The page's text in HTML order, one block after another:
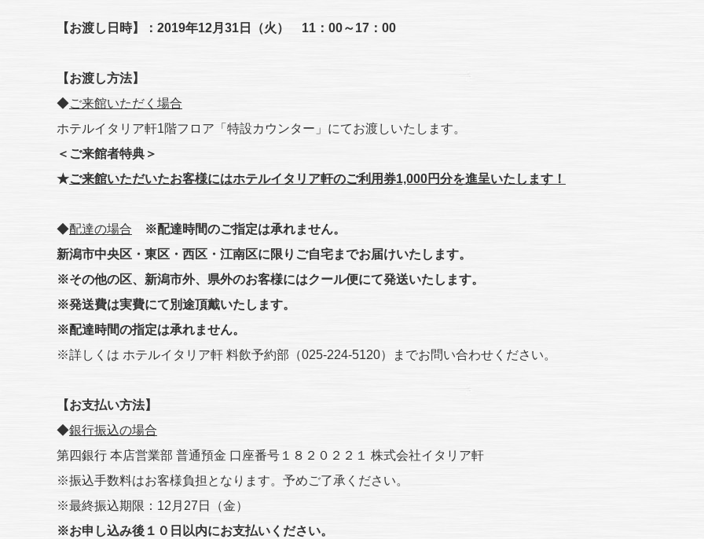
【お渡し日時】：2019年12月31日（火） 11：00～17：00
【お渡し方法】
◆ご来館いただく場合
ホテルイタリア軒1階フロア「特設カウンター」にてお渡しいたします。
＜ご来館者特典＞
★ご来館いただいたお客様にはホテルイタリア軒のご利用券1,000円分を進呈いたします！
◆配達の場合
※配達時間のご指定は承れません。
新潟市中央区・東区・西区・江南区に限りご自宅までお届けいたします。
※その他の区、新潟市外、県外のお客様にはクール便にて発送いたします。
※発送費は実費にて別途頂戴いたします。
※配達時間の指定は承れません。
※詳しくは ホテルイタリア軒 料飲予約部（025-224-5120）までお問い合わせください。
【お支払い方法】
◆銀行振込の場合
第四銀行 本店営業部 普通預金 口座番号１８２０２２１ 株式会社イタリア軒
※振込手数料はお客様負担となります。予めご了承ください。
※最終振込期限：12月27日（金）
※お申し込み後１０日以内にお支払いください。